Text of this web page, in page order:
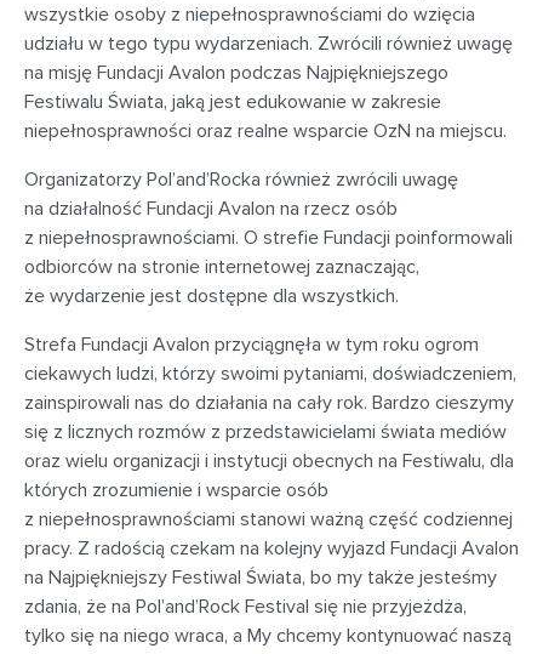
wszystkie osoby z niepełnosprawnościami do wzięcia
udziału w tego typu wydarzeniach. Zwrócili również uwagę
na misję Fundacji Avalon podczas Najpiękniejszego
Festiwalu Świata, jaką jest edukowanie w zakresie
niepełnosprawności oraz realne wsparcie OzN na miejscu.
Organizatorzy Pol’and’Rocka również zwrócili uwagę
na działalność Fundacji Avalon na rzecz osób
z niepełnosprawnościami. O strefie Fundacji poinformowali
odbiorców na stronie internetowej zaznaczając,
że wydarzenie jest dostępne dla wszystkich.
Strefa Fundacji Avalon przyciągnęła w tym roku ogrom
ciekawych ludzi, którzy swoimi pytaniami, doświadczeniem,
zainspirowali nas do działania na cały rok. Bardzo cieszymy
się z licznych rozmów z przedstawicielami świata mediów
oraz wielu organizacji i instytucji obecnych na Festiwalu, dla
których zrozumienie i wsparcie osób
z niepełnosprawnościami stanowi ważną część codziennej
pracy. Z radością czekam na kolejny wyjazd Fundacji Avalon
na Najpiękniejszy Festiwal Świata, bo my także jesteśmy
zdania, że na Pol’and’Rock Festival się nie przyjeżdża,
tylko się na niego wraca, a My chcemy kontynuować naszą